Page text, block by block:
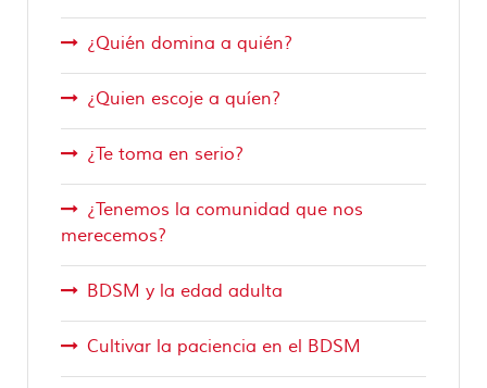
¿Quién domina a quién?
¿Quien escoje a quíen?
¿Te toma en serio?
¿Tenemos la comunidad que nos
merecemos?
BDSM y la edad adulta
Cultivar la paciencia en el BDSM